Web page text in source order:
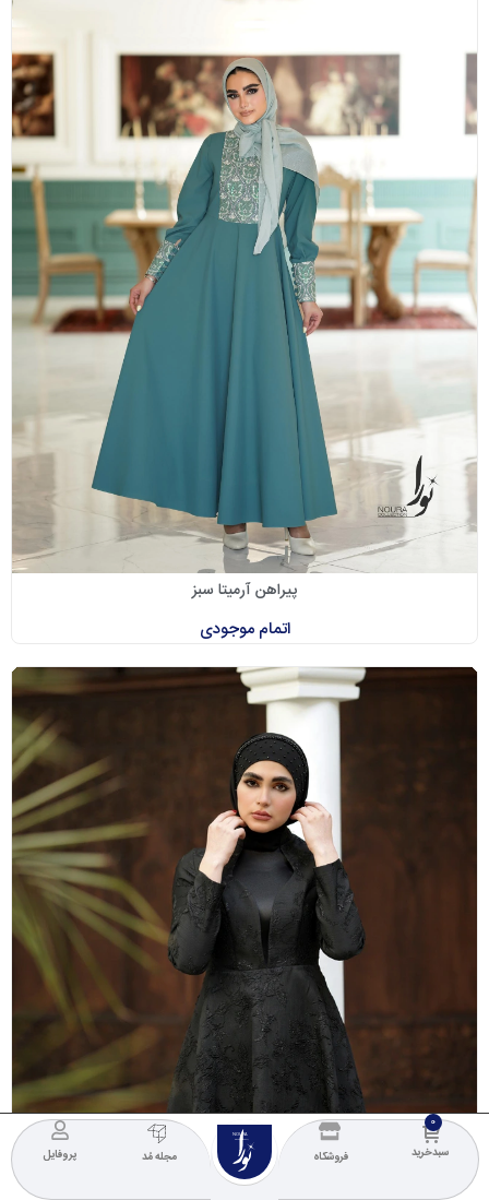
سبدخرید فروشگاه
COLLECTION
NOURA
مجله مُد پروفایل
پیراهن آرمیتا سبز
اتمام موجودی